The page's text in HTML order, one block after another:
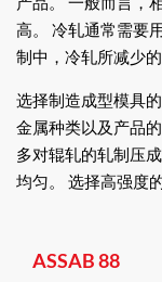
高。 冷轧通常需要
制中，冷轧所减少
选择制造成型模具
金属种类以及产品
多对辊轧的轧制压
均匀。 选择高强度
ASSAB 88